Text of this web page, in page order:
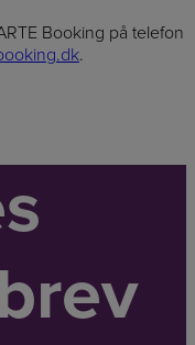
Booking på telefon
.